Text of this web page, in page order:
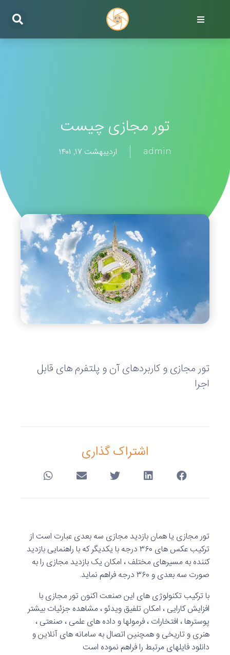
تور مجازی چیست
admin اردیبهشت ۱۷, ۱۴۰۱
تور مجازی و کاربردهای آن و پلتفرم های قابل
اجرا
اشتراک گذاری
تور مجازی یا همان بازدید مجازی سه بعدی عبارت است از
ترکیب عکس های ۳۶۰ درجه با یکدیگر که با راهنمایی بازدید
کننده به مسیرهای مختلف ، امکان یک بازدید مجازی را به
صورت سه بعدی و ۳۶۰ درجه فراهم نماید.
با ترکیب تکنولوژی های این صنعت اکنون تور مجازی با
افزایش کارایی ، امکان تلفیق ویدئو ، مشاهده جزئیات بیشتر
پوسترها ، افتخارات ، فرمولها و داده های علمی ، صنعتی ،
هنری و تاریخی و همچنین اتصال به سامانه های آنلاین و
دانلود فایلهای مرتبط را فراهم نموده است